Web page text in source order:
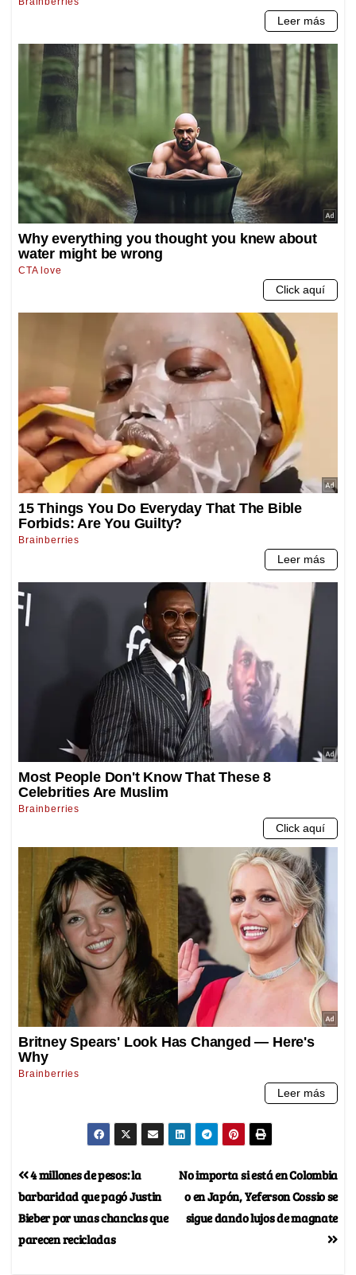
No importa si está en Colombia
o en Japón, Yeferson Cossio se
sigue dando lujos de magnate
4 millones de pesos: la
barbaridad que pagó Justin
Bieber por unas chanclas que
parecen recicladas